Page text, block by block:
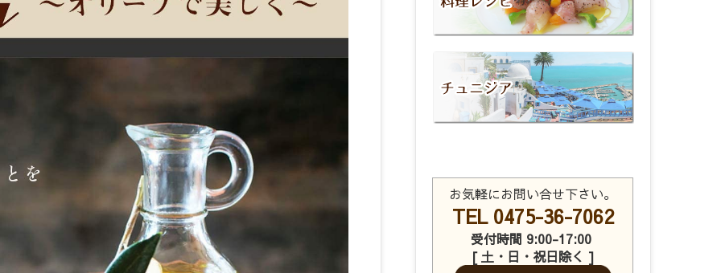
お気軽にお問い合せ下さい。
TEL 0475-36-7062
受付時間 9:00-17:00
[ 土・日・祝日除く ]